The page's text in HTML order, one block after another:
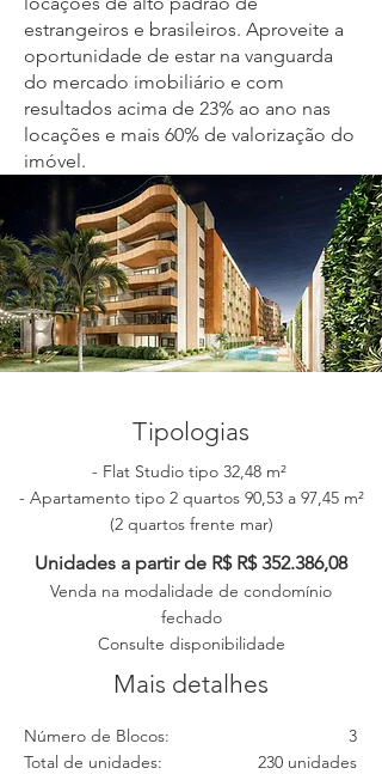
estrangeiros e brasileiros. Aproveite a
oportunidade de estar na vanguarda
do mercado imobiliário e com
resultados acima de 23% ao ano nas
locações e mais 60% de valorização do
imóvel.
Tipologias
- Flat Studio tipo 32,48 m²
- Apartamento tipo 2 quartos 90,53 a 97,45 m²
(2 quartos frente mar)
Unidades a partir de R$ R$ 352.386,08
Venda na modalidade de condomínio
fechado
Consulte disponibilidade
Mais detalhes
Número de Blocos:
Total de unidades:
3
230 unidades